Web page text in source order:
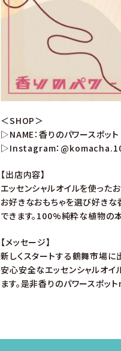
＜SHOP＞
▷NAME：香りのパワースポッ
▷Instagram：
【出店内容】
エッセンシャルオイルを使った
お好きなおもちゃを選び好き
できます。100%純粋な植物の
【メッセージ】
新しくスタートする鶴舞市場に
安心安全なエッセンシャルオイ
ます。是非香りのパワースポッ